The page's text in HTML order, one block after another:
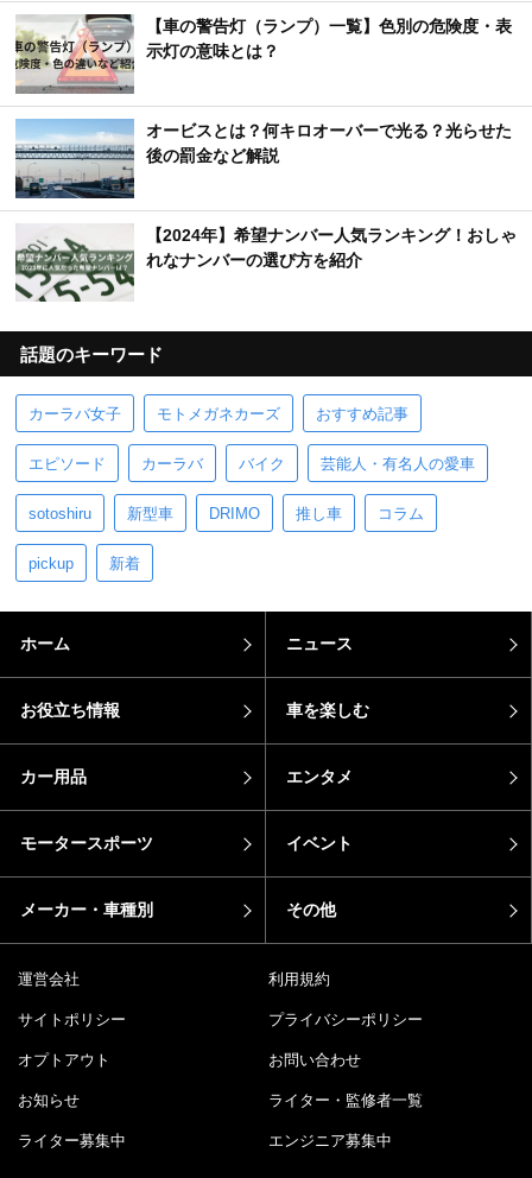
【車の警告灯（ランプ）一覧】色別の危険度・表
示灯の意味とは？
オービスとは？何キロオーバーで光る？光らせた
後の罰金など解説
【2024年】希望ナンバー人気ランキング！おしゃ
れなナンバーの選び方を紹介
話題のキーワード
カーラバ女子 モトメガネカーズ おすすめ記事
エピソード カーラバ バイク 芸能人・有名人の愛車
sotoshiru 新型車 DRIMO 推し車 コラム
pickup 新着
ホーム ニュース
お役立ち情報 車を楽しむ
カー用品 エンタメ
モータースポーツ イベント
メーカー・車種別 その他
運営会社 利用規約
サイトポリシー プライバシーポリシー
オプトアウト お問い合わせ
お知らせ ライター・監修者一覧
ライター募集中 エンジニア募集中